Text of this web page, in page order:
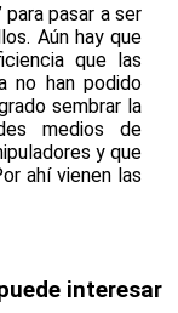
pasar a ser
Aún hay que
que las
no han podido
sembrar la
medios de
y que
ahí vienen las
interesar